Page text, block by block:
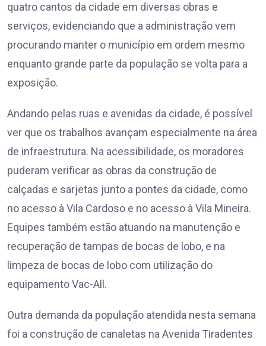
quatro cantos da cidade em diversas obras e
serviços, evidenciando que a administração vem
procurando manter o município em ordem mesmo
enquanto grande parte da população se volta para a
exposição.
Andando pelas ruas e avenidas da cidade, é possível
ver que os trabalhos avançam especialmente na área
de infraestrutura. Na acessibilidade, os moradores
puderam verificar as obras da construção de
calçadas e sarjetas junto a pontes da cidade, como
no acesso à Vila Cardoso e no acesso à Vila Mineira.
Equipes também estão atuando na manutenção e
recuperação de tampas de bocas de lobo, e na
limpeza de bocas de lobo com utilização do
equipamento Vac-All.
Outra demanda da população atendida nesta semana
foi a construção de canaletas na Avenida Tiradentes